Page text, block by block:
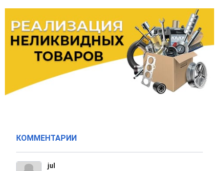
КОММЕНТАРИИ
jul